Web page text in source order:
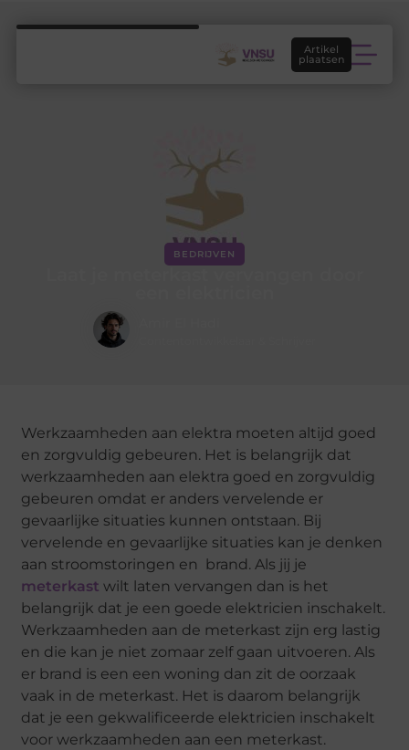
Artikel
plaatsen
BEDRIJVEN
Werkzaamheden aan elektra moeten altijd goed
en zorgvuldig gebeuren. Het is belangrijk dat
werkzaamheden aan elektra goed en zorgvuldig
gebeuren omdat er anders vervelende er
gevaarlijke situaties kunnen ontstaan. Bij
vervelende en gevaarlijke situaties kan je denken
aan stroomstoringen en brand. Als jij je
meterkast wilt laten vervangen dan is het
belangrijk dat je een goede elektricien inschakelt.
Werkzaamheden aan de meterkast zijn erg lastig
en die kan je niet zomaar zelf gaan uitvoeren. Als
er brand is een een woning dan zit de oorzaak
vaak in de meterkast. Het is daarom belangrijk
dat je een gekwalificeerde elektricien inschakelt
voor werkzaamheden aan een meterkast.